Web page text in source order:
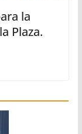
la
Plaza.